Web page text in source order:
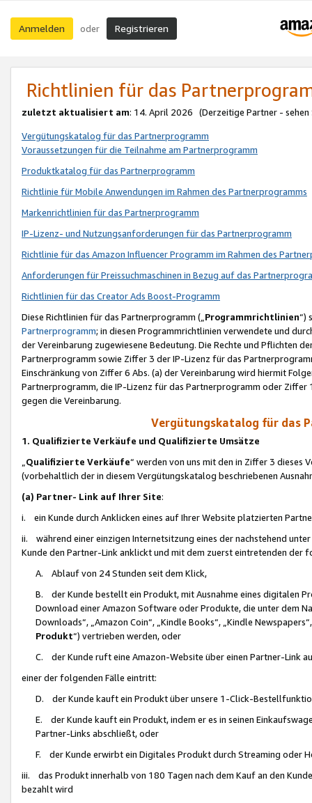
Anmelden oder Registrieren
Richtlinien für das
zuletzt aktualisiert am: 14. April 2026 (Derzeitige Partner - sehen
Vergütungskatalog für das Partnerprogramm
Voraussetzungen für die Teilnahme am Partnerprogramm
Produktkatalog für das Partnerprogramm
Richtlinie für Mobile Anwendungen im Rahmen des Partnerprogramms
Markenrichtlinien für das Partnerprogramm
IP-Lizenz- und Nutzungsanforderungen für das Partnerprogramm
Richtlinie für das Amazon Influencer Programm im Rahmen des
Anforderungen für Preissuchmaschinen in Bezug auf das
Richtlinien für das Creator Ads Boost-Programm
Diese Richtlinien für das Partnerprogramm („Programmrichtlinien“)
Partnerprogramm; in diesen Programmrichtlinien verwendete und
der Vereinbarung zugewiesene Bedeutung. Die Rechte und Pflichten
Partnerprogramm sowie Ziffer 3 der IP-Lizenz für das
Einschränkung von Ziffer 6 Abs. (a) der Vereinbarung wird hiermit
Partnerprogramm, die IP-Lizenz für das Partnerprogramm oder
gegen die Vereinbarung.
Vergütungskatalog für das
1. Qualifizierte Verkäufe und Qualifizierte Umsätze
Qualifizierte Verkäufe“ werden von uns mit den in Ziffer 3
(vorbehaltlich der in diesem Vergütungskatalog beschriebenen
(a) Partner- Link auf Ihrer Site:
i. ein Kunde durch Anklicken eines auf Ihrer Website platzierten
ii. während einer einzigen Internetsitzung eines der nachstehend
Kunde den Partner-Link anklickt und mit dem zuerst eintretenden der
A. Ablauf von 24 Stunden seit dem Klick,
B. der Kunde bestellt ein Produkt, mit Ausnahme eines digitalen
Download einer Amazon Software oder Produkte, die unter dem
Downloads“, „Amazon Coin“, „Kindle Books“, „Kindle
Produkt“) vertrieben werden, oder
C. der Kunde ruft eine Amazon-Website über einen Partner-Link
einer der folgenden Fälle eintritt:
D. der Kunde kauft ein Produkt über unsere 1-Click-
E. der Kunde kauft ein Produkt, indem er es in seinen
Partner-Links abschließt, oder
F. der Kunde erwirbt ein Digitales Produkt durch Streaming oder
iii. das Produkt innerhalb von 180 Tagen nach dem Kauf an den
bezahlt wird